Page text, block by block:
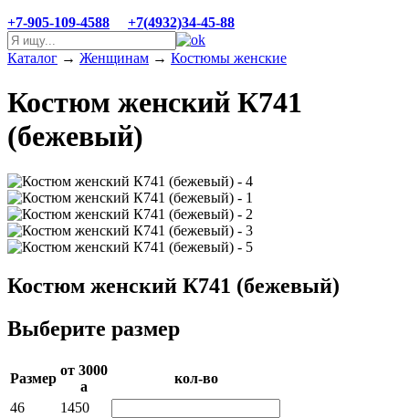
+7-905-109-4588
+7(4932)34-45-88
Каталог → Женщинам → Костюмы женские
Костюм женский К741
(бежевый)
Костюм женский К741 (бежевый)
Выберите размер
Раз­мер
от 3000­
a
кол-во
46
1450